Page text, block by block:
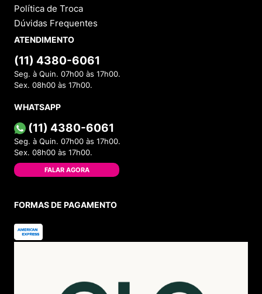
Política de Troca
Dúvidas Frequentes
ATENDIMENTO
(11) 4380-6061
Seg. à Quin. 07h00 às 17h00.
Sex. 08h00 às 17h00.
WHATSAPP
(11) 4380-6061
Seg. à Quin. 07h00 às 17h00.
Sex. 08h00 às 17h00.
FALAR AGORA
FORMAS DE PAGAMENTO